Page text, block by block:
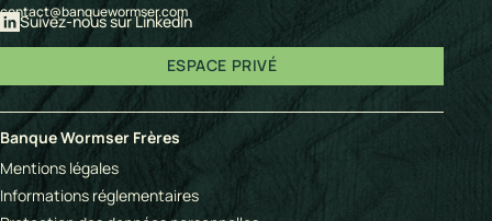
contact@banquewormser.com
Suivez-nous sur LinkedIn
Banque Wormser Frères
Mentions légales
Informations réglementaires
ESPACE PRIVÉ